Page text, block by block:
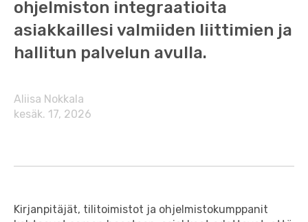
ohjelmiston integraatioita
asiakkaillesi valmiiden liittimien ja
hallitun palvelun avulla.
Aliisa Nokkala
kesäk. 17, 2026
Kirjanpitäjät, tilitoimistot ja ohjelmistokumppanit